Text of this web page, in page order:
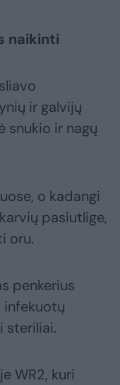
naikinti
ir galvijų
snukio ir nagų
o kadangi
pasiutlige,
oru.
penkerius
infekuotų
steriliai.
WR2, kuri